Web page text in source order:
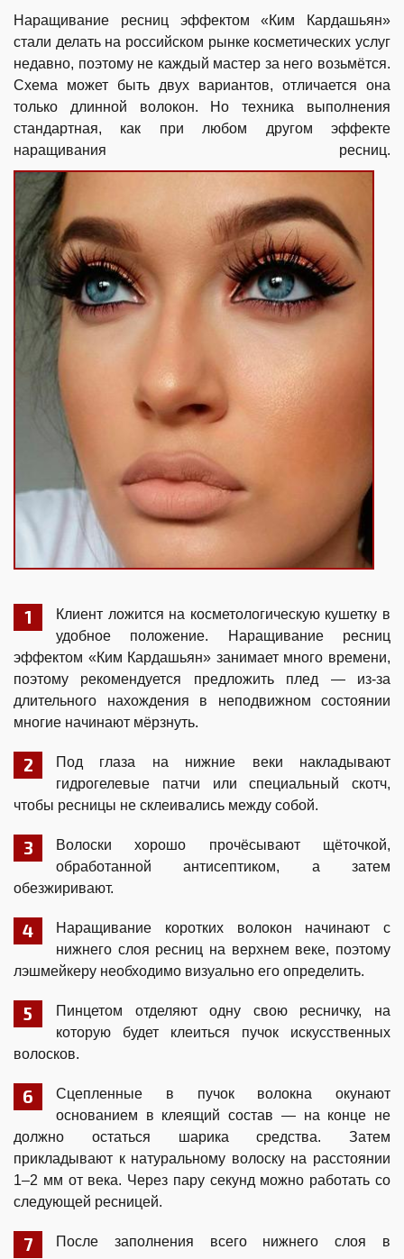
Наращивание ресниц эффектом «Ким Кардашьян»
стали делать на российском рынке косметических услуг
недавно, поэтому не каждый мастер за него возьмётся.
Схема может быть двух вариантов, отличается она
только длинной волокон. Но техника выполнения
стандартная, как при любом другом эффекте
наращивания ресниц.
Клиент ложится на косметологическую кушетку в
удобное положение. Наращивание ресниц
эффектом «Ким Кардашьян» занимает много времени,
поэтому рекомендуется предложить плед — из-за
длительного нахождения в неподвижном состоянии
многие начинают мёрзнуть.
Под глаза на нижние веки накладывают
гидрогелевые патчи или специальный скотч,
чтобы ресницы не склеивались между собой.
Волоски хорошо прочёсывают щёточкой,
обработанной антисептиком, а затем
обезжиривают.
Наращивание коротких волокон начинают с
нижнего слоя ресниц на верхнем веке, поэтому
лэшмейкеру необходимо визуально его определить.
Пинцетом отделяют одну свою ресничку, на
которую будет клеиться пучок искусственных
волосков.
Сцепленные в пучок волокна окунают
основанием в клеящий состав — на конце не
должно остаться шарика средства. Затем
прикладывают к натуральному волоску на расстоянии
1–2 мм от века. Через пару секунд можно работать со
следующей ресницей.
После заполнения всего нижнего слоя в